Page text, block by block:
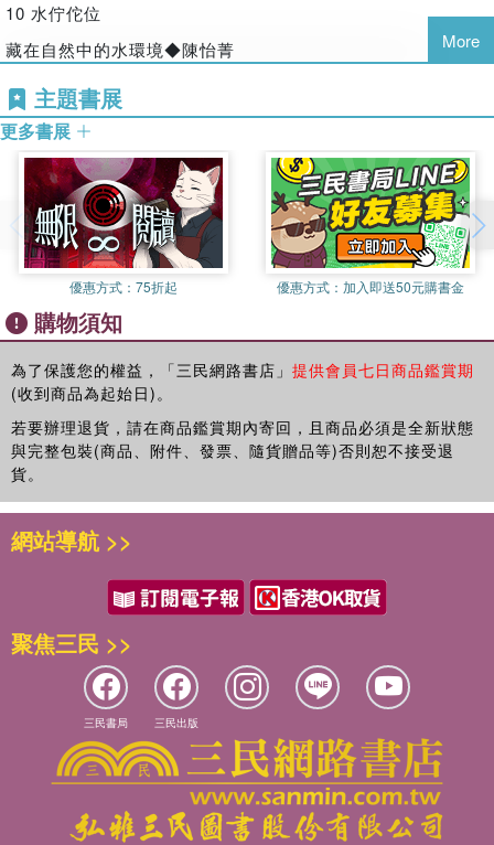
▲各期《觀・臺灣》內容可參考臺史博官網
https://www.nmth.gov.tw/publicationlist?uid=175
10 水佇佗位
藏在自然中的水環境◆陳怡菁
16 水域共學
「重見・雲林溪」——從一張老照片開始關心家鄉的河川◆黃
莉婷
22 水路重尋
找回玩水的孩子◆顧玉蓉
28 水堀記憶
台江地區的「食水堀」——集眾人之力打造的飲水池◆翁育民
34 水裡食光
我與我的蘇迪勒遊戲◆盧怡安
40 人水之間
當我們與水同行◆編輯部
46 水與創作
藝文創作中的水◆編輯部
水能載舟、亦能覆舟——水與人◆翁稷安
56 女人本事
一日臺鐵人，一生臺鐵人——俞秋苓◆萬蓓琪
60 大展微觀
More
主題書展
更多書展
優惠方式： 75折起 優惠方式： 加入即送50元購書金
購物須知
為了保護您的權益，「三民網路書店」 提供會員七日商品鑑賞期
(收到商品為起始日)。
若要辦理退貨，請在商品鑑賞期內寄回，且商品必須是全新狀態
與完整包裝(商品、附件、發票、隨貨贈品等)否則恕不接受退
貨。
網站導航 >>
聚焦三民 >>
三民書局 三民出版